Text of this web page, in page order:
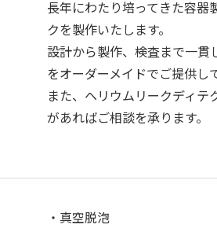
長年にわたり培ってきた容
クを製作いたします。
設計から製作、検査まで一
をオーダーメイドでご提供し
また、ヘリウムリークディ
があればご相談を承ります。
・真空脱泡